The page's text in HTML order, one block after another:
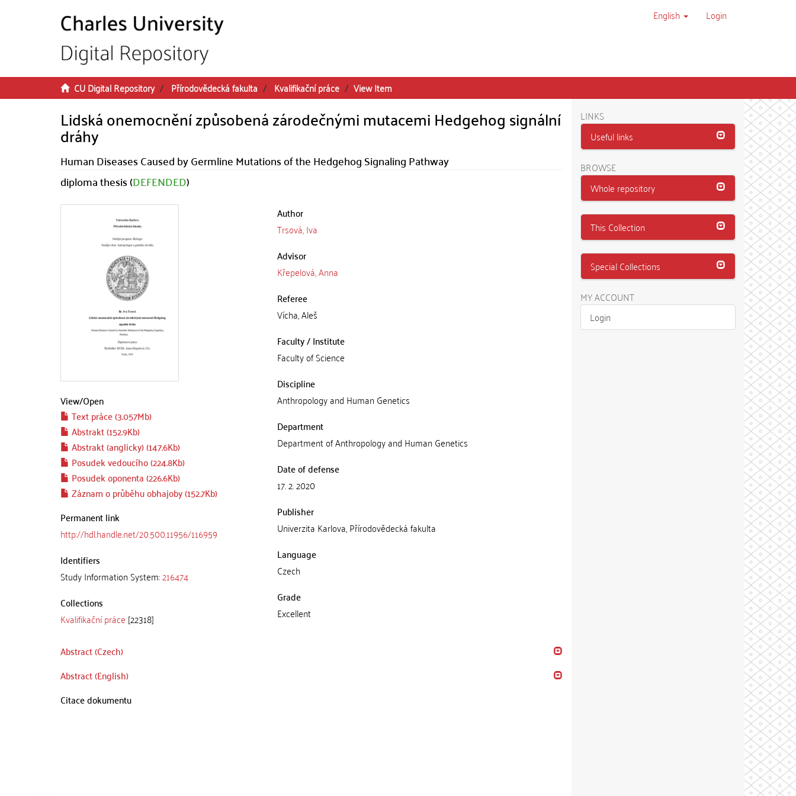
English Login
CU Digital Repository Přírodovědecká fakulta Kvalifikační práce View Item
Lidská onemocnění způsobená zárodečnými mutacemi Hedgehog signální
dráhy
Human Diseases Caused by Germline Mutations of the Hedgehog Signaling Pathway
diploma thesis (DEFENDED)
View/Open
Text práce (3.057Mb)
Abstrakt (152.9Kb)
Abstrakt (anglicky) (147.6Kb)
Posudek vedoucího (224.8Kb)
Posudek oponenta (226.6Kb)
Záznam o průběhu obhajoby (152.7Kb)
Permanent link
http://hdl.handle.net/20.500.11956/116959
Identifiers
Study Information System:216474
Collections
Kvalifikační práce [22318]
Author
Trsová, Iva
Advisor
Křepelová, Anna
Referee
Vícha, Aleš
Faculty / Institute
Faculty of Science
Discipline
Anthropology and Human Genetics
Department
Department of Anthropology and Human Genetics
Date of defense
17. 2. 2020
Publisher
Univerzita Karlova, Přírodovědecká fakulta
Language
Czech
Grade
Excellent
Abstract (Czech)
Abstract (English)
Citace dokumentu
LINKS
Useful links
BROWSE
Whole repository
This Collection
Special Collections
MY ACCOUNT
Login